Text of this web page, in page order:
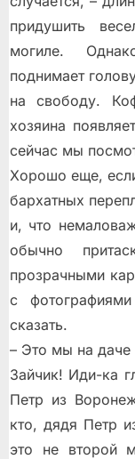
придушить
могиле.
поднимает
на свободу.
хозяина
сейчас мы
Хорошо еще,
бархатных
и, что
обычно
прозрачными
с
сказать.
– Это мы на даче
Зайчик! Иди-ка
Петр из
кто, дядя Петр
это не второй